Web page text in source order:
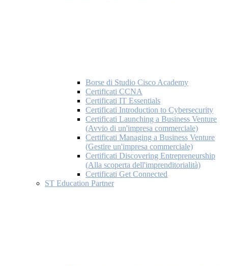
Borse di Studio Cisco Academy
Certificati CCNA
Certificati IT Essentials
Certificati Introduction to Cybersecurity
Certificati Launching a Business Venture
(Avvio di un'impresa commerciale)
Certificati Managing a Business Venture
(Gestire un'impresa commerciale)
Certificati Discovering Entrepreneurship
(Alla scoperta dell'imprenditorialità)
Certificati Get Connected
ST Education Partner